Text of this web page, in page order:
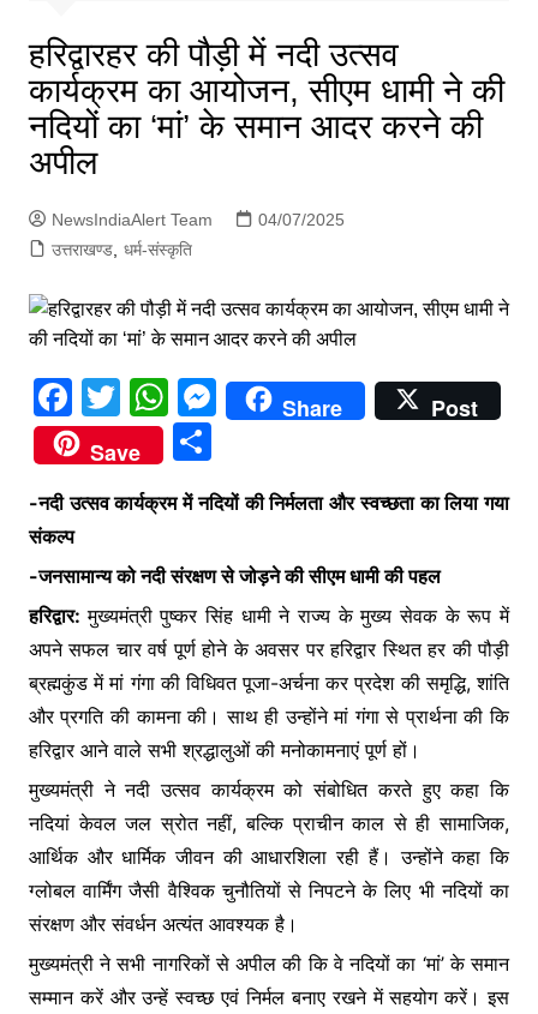
हरिद्वारहर की पौड़ी में नदी उत्सव
कार्यक्रम का आयोजन, सीएम धामी ने की
नदियों का ‘मां’ के समान आदर करने की
अपील
NewsIndiaAlert Team
04/07/2025
उत्तराखण्ड, धर्म-संस्कृति
F
a
c
e
b
o
o
k
T
w
itt
er
W
h
at
s
p
p
M
e
s
n
g
er
Share
Post
Save
S
h
ar
e
-नदी उत्सव कार्यक्रम में नदियों की निर्मलता और स्वच्छता का लिया गया
संकल्प
-जनसामान्य को नदी संरक्षण से जोड़ने की सीएम धामी की पहल
हरिद्वार:मुख्यमंत्री पुष्कर सिंह धामी ने राज्य के मुख्य सेवक के रूप में
अपने सफल चार वर्ष पूर्ण होने के अवसर पर हरिद्वार स्थित हर की पौड़ी
ब्रह्मकुंड में मां गंगा की विधिवत पूजा-अर्चना कर प्रदेश की समृद्धि, शांति
और प्रगति की कामना की। साथ ही उन्होंने मां गंगा से प्रार्थना की कि
हरिद्वार आने वाले सभी श्रद्धालुओं की मनोकामनाएं पूर्ण हों।
मुख्यमंत्री ने नदी उत्सव कार्यक्रम को संबोधित करते हुए कहा कि
नदियां केवल जल स्रोत नहीं, बल्कि प्राचीन काल से ही सामाजिक,
आर्थिक और धार्मिक जीवन की आधारशिला रही हैं। उन्होंने कहा कि
ग्लोबल वार्मिंग जैसी वैश्विक चुनौतियों से निपटने के लिए भी नदियों का
संरक्षण और संवर्धन अत्यंत आवश्यक है।
मुख्यमंत्री ने सभी नागरिकों से अपील की कि वे नदियों का ‘मां’ के समान
सम्मान करें और उन्हें स्वच्छ एवं निर्मल बनाए रखने में सहयोग करें। इस
r